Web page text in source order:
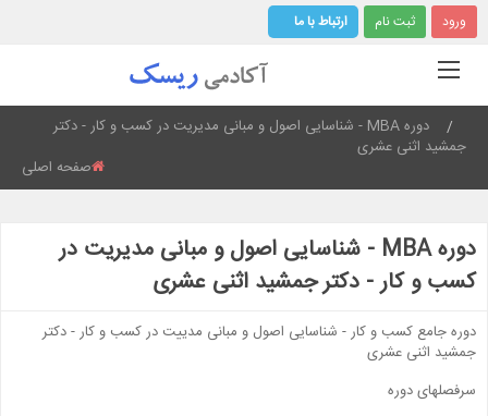
ورود ثبت نام ارتباط با ما
Current:
دوره MBA - شناسایی اصول و مبانی مدیریت در کسب و کار - دکتر
جمشید اثنی عشری
صفحه اصلی
دوره MBA - شناسایی اصول و مبانی مدیریت در
کسب و کار - دکتر جمشید اثنی عشری
دوره جامع کسب و کار - شناسایی اصول و مبانی مدییت در کسب و کار - دکتر
جمشید اثنی عشری
سرفصلهای دوره